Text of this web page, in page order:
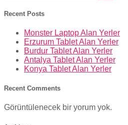
Recent Posts
Monster Laptop Alan Yerler
Erzurum Tablet Alan Yerler
Burdur Tablet Alan Yerler
Antalya Tablet Alan Yerler
Konya Tablet Alan Yerler
Recent Comments
Görüntülenecek bir yorum yok.